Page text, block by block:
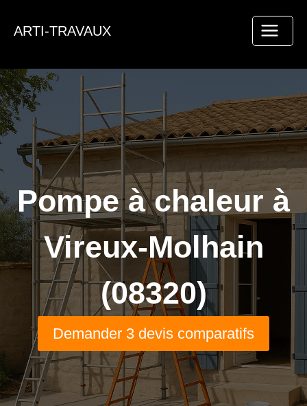
ARTI-TRAVAUX
Pompe à chaleur à
Vireux-Molhain
(08320)
Demander 3 devis comparatifs